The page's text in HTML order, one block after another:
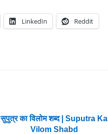
LinkedIn Reddit
सुपुत्र का विलोम शब्द | Suputra Ka
Vilom Shabd